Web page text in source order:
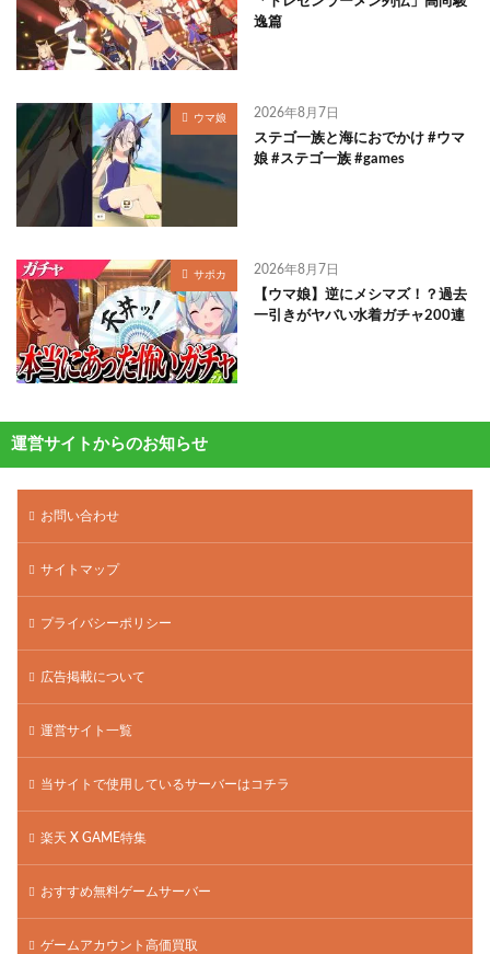
逸篇
ウマ娘 2026年8月7日
ステゴ一族と海におでかけ #ウマ
娘 #ステゴ一族 #games
サポカ 2026年8月7日
【ウマ娘】逆にメシマズ！？過去
一引きがヤバい水着ガチャ200連
運営サイトからのお知らせ
お問い合わせ
サイトマップ
プライバシーポリシー
広告掲載について
運営サイト一覧
当サイトで使用しているサーバーはコチラ
楽天 X GAME特集
おすすめ無料ゲームサーバー
ゲームアカウント高価買取